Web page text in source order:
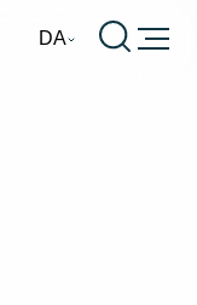
DA Burger